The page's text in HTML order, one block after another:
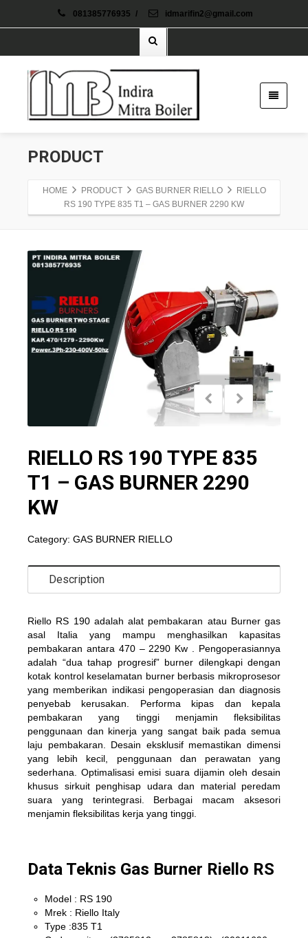
081385776935 / idmarifin2@gmail.com
PRODUCT
HOME PRODUCT GAS BURNER RIELLO
RIELLO
RS 190 TYPE 835 T1 – GAS BURNER 2290 KW
RIELLO RS 190 TYPE 835
T1 – GAS BURNER 2290
KW
Category: GAS BURNER RIELLO
Description
Riello RS 190 adalah alat pembakaran atau Burner gas
asal Italia yang mampu menghasilkan kapasitas
pembakaran antara 470 – 2290 Kw . Pengoperasiannya
adalah “dua tahap progresif” burner dilengkapi dengan
kotak kontrol keselamatan burner berbasis mikroprosesor
yang memberikan indikasi pengoperasian dan diagnosis
penyebab kerusakan. Performa kipas dan kepala
pembakaran yang tinggi menjamin fleksibilitas
penggunaan dan kinerja yang sangat baik pada semua
laju pembakaran. Desain eksklusif memastikan dimensi
yang lebih kecil, penggunaan dan perawatan yang
sederhana. Optimalisasi emisi suara dijamin oleh desain
khusus sirkuit penghisap udara dan material peredam
suara yang terintegrasi. Berbagai macam aksesori
menjamin fleksibilitas kerja yang tinggi.
Data Teknis Gas Burner Riello RS
Model : RS 190
Mrek : Riello Italy
Type :835 T1